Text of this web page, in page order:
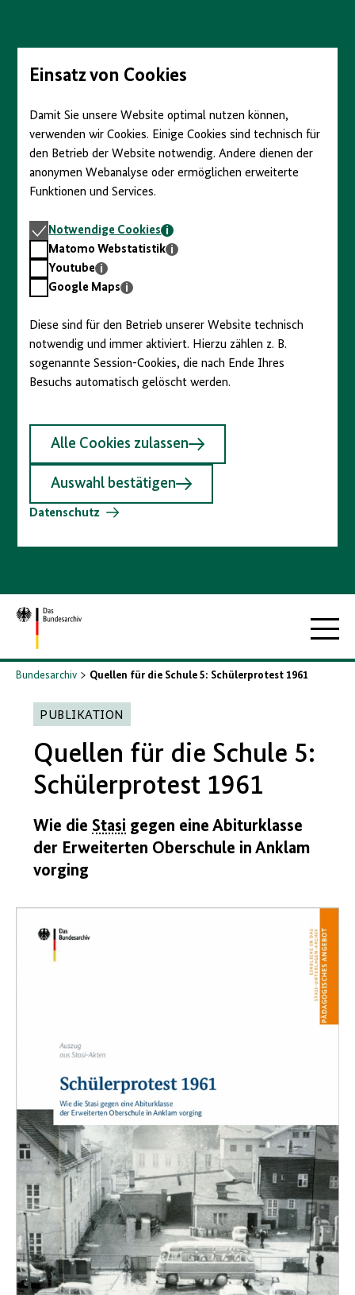
Seiteninhalt
springenEinsatz von Cookies
Damit Sie unsere Website optimal nutzen können,
verwenden wir Cookies. Einige Cookies sind technisch für
den Betrieb der Website notwendig. Andere dienen der
anonymen Webanalyse oder ermöglichen erweiterte
Funktionen und Services.
Notwendige
Cookies
Notwendige Cookies
Matomo
Webstatistik
Matomo Webstatistik
Youtube
Youtube
GoogleGoogle Maps
Diese sind für den Betrieb unserer Website technisch
notwendig und immer aktiviert. Hierzu zählen z. B.
sogenannte Session-Cookies, die nach Ende Ihres
Besuchs automatisch gelöscht werden.
Alle Cookies zulassen
Auswahl bestätigen
Datenschutz
Zur
Startseite
Bundesarchiv Quellen für die Schule 5: Schülerprotest 1961
PUBLIKATION
Quellen für die Schule 5:
Schülerprotest 1961
Wie die Stasi gegen eine Abiturklasse
der Erweiterten Oberschule in Anklam
vorging